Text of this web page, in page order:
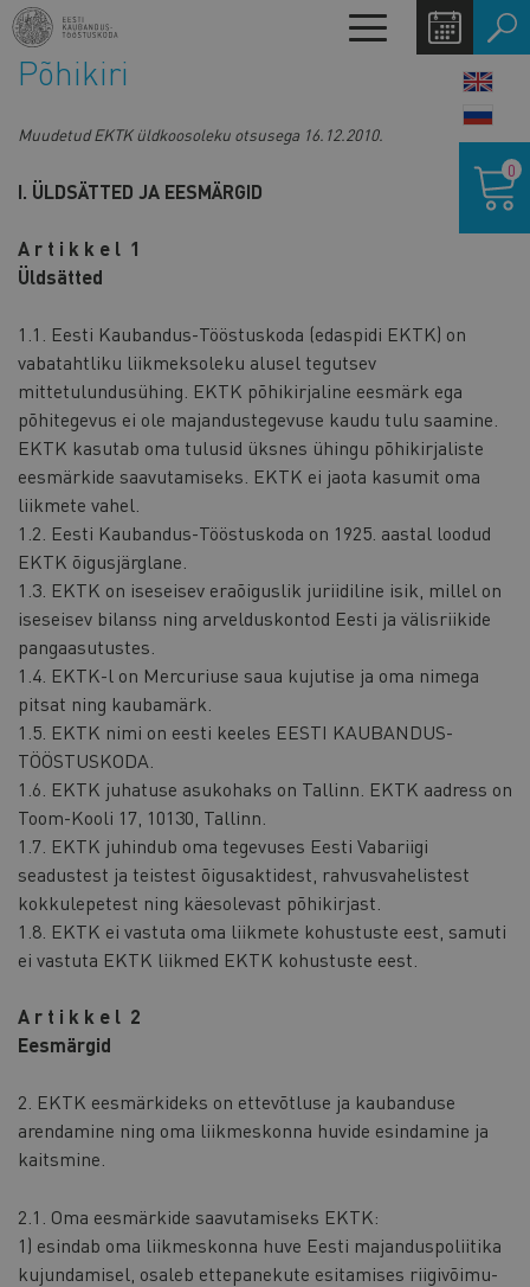
Liigu
edasi
põhisisu
Toggle
navigation
Põhikiri
Muudetud EKTK üldkoosoleku otsusega 16.12.2010.
I. ÜLDSÄTTED JA EESMÄRGID
A r t i k k e l 1
Üldsätted
1.1. Eesti Kaubandus-Tööstuskoda (edaspidi EKTK) on
vabatahtliku liikmeksoleku alusel tegutsev
mittetulundusühing. EKTK põhikirjaline eesmärk ega
põhitegevus ei ole majandustegevuse kaudu tulu saamine.
EKTK kasutab oma tulusid üksnes ühingu põhikirjaliste
eesmärkide saavutamiseks. EKTK ei jaota kasumit oma
liikmete vahel.
1.2. Eesti Kaubandus-Tööstuskoda on 1925. aastal loodud
EKTK õigusjärglane.
1.3. EKTK on iseseisev eraõiguslik juriidiline isik, millel on
iseseisev bilanss ning arvelduskontod Eesti ja välisriikide
pangaasutustes.
1.4. EKTK-l on Mercuriuse saua kujutise ja oma nimega
pitsat ning kaubamärk.
1.5. EKTK nimi on eesti keeles EESTI KAUBANDUS-
TÖÖSTUSKODA.
1.6. EKTK juhatuse asukohaks on Tallinn. EKTK aadress on
Toom-Kooli 17, 10130, Tallinn.
1.7. EKTK juhindub oma tegevuses Eesti Vabariigi
seadustest ja teistest õigusaktidest, rahvusvahelistest
kokkulepetest ning käesolevast põhikirjast.
1.8. EKTK ei vastuta oma liikmete kohustuste eest, samuti
ei vastuta EKTK liikmed EKTK kohustuste eest.
A r t i k k e l 2
Eesmärgid
2. EKTK eesmärkideks on ettevõtluse ja kaubanduse
arendamine ning oma liikmeskonna huvide esindamine ja
kaitsmine.
2.1. Oma eesmärkide saavutamiseks EKTK:
1) esindab oma liikmeskonna huve Eesti majanduspoliitika
kujundamisel, osaleb ettepanekute esitamises riigivõimu-
0